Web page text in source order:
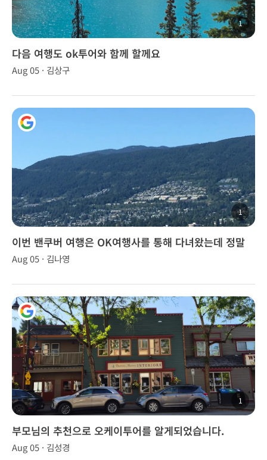
1
다음 여행도 ok투어와 함께 할께요
Aug 05 · 김상구
1
이번 밴쿠버 여행은 OK여행사를 통해 다녀왔는데 정말
좋았습니다.
Aug 05 · 김나영
1
부모님의 추천으로 오케이투어를 알게되었습니다.
Aug 05 · 김성경